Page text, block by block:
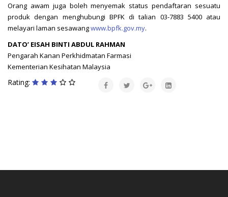
Orang awam juga boleh menyemak status pendaftaran sesuatu
produk dengan menghubungi BPFK di talian 03-7883 5400 atau
melayari laman sesawangwww.bpfk.gov.my.
DATO’ EISAH BINTI ABDUL RAHMAN
Pengarah Kanan Perkhidmatan Farmasi
Kementerian Kesihatan Malaysia
Rating: